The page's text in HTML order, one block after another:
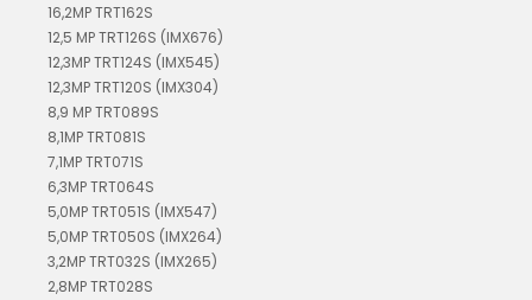
16,2MP TRT162S
12,5 MP TRT126S (IMX676)
12,3MP TRT124S (IMX545)
12,3MP TRT120S (IMX304)
8,9 MP TRT089S
8,1MP TRT081S
7,1MP TRT071S
6,3MP TRT064S
5,0MP TRT051S (IMX547)
5,0MP TRT050S (IMX264)
3,2MP TRT032S (IMX265)
2,8MP TRT028S